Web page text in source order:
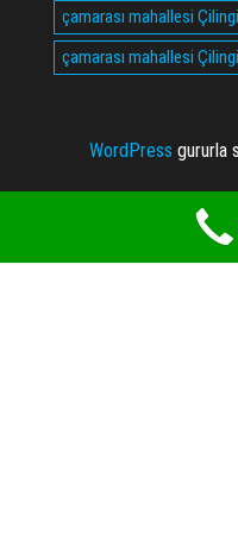
çamarası mahallesi
çamarası mahallesi
WordPress gururla